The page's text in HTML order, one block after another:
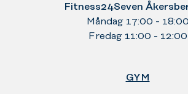
Fitness24Seven
Måndag 17:00 - 18:00
Fredag 11:00 - 12:00
GYM